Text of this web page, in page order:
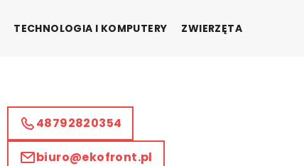
TECHNOLOGIA I KOMPUTERY ZWIERZĘTA
48792820354
biuro@ekofront.pl